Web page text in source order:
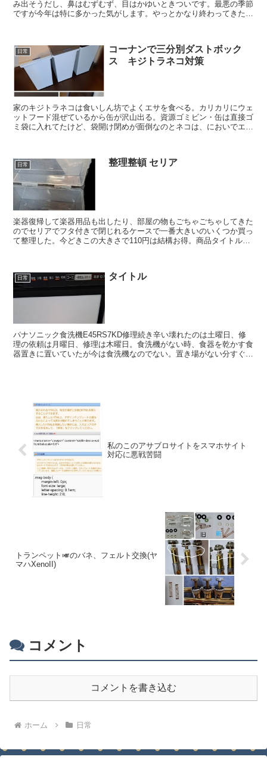
み出そうだし、鼻はむずむず、目はかゆいときついです。最悪の季節
ですが今年は特に多かった気がします。やっとかなり終わってきた感
日常
コーナンで三分別ダストボック
ス キジトラネコ対策
家のキジトラネコは食いしん坊でよくエサを食べる。カリカリにウェ
ットフード混ぜているから缶が沢山出る。資源ゴミビン・缶は直接ゴ
ミ袋に入れてたけど、袋開け閉めが面倒なのとネコは、においでエサ
日常 整理整頓 セリア
楽器復帰して楽器用品も出したり、部屋の物もごちゃごちゃしてきた
のでセリアでフタ付きで閉じれるケースで一番大きいのいくつか買っ
て整理した。今どきこの大きさで110円は結構お得。商品タイトル
日常 タイトル
パナソニック食洗機E45RS7KD修理続き辛い壊れたのは土曜日、修
理の依頼は月曜日、修理は木曜日。食洗機がない時、食器を乾かす食
器置きに置いていたが今は食洗機なのでない。置き場がない分すぐ洗
私のこのアサブロサイトをスマホサイト
対応に悪戦苦闘
トランペット🎺のバネ、フェルト交換(ヤ
マハXenoII)
コメント
コメントを書き込む
ホーム 日常